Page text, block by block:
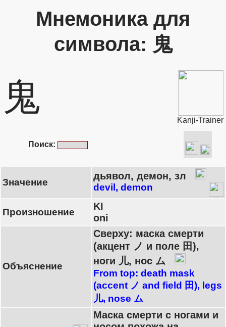
Мнемоника для
символа: 鬼
鬼
Kanji-Trainer
Поиск:
Значение
дьявол, демон, зл
devil, demon
Произношение
KI
oni
Объяснение
Сверху: маска смерти
(акцент ノ и поле 田),
ноги 儿, нос ム
From top: death mask
(accent ノ and field 田), legs
儿, nose ム
Маска смерти с ногами и